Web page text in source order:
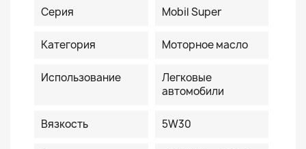
Серия Mobil Super
Категория Моторное масло
Использование
Легковые
автомобили
Вязкость 5W30